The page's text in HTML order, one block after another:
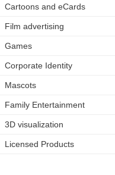
Cartoons and eCards
Film advertising
Games
Corporate Identity
Mascots
Family Entertainment
3D visualization
Licensed Products